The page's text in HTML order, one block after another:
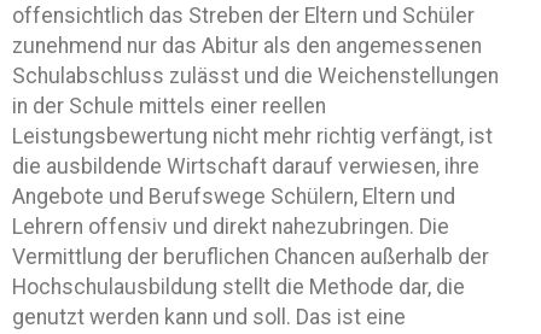
offensichtlich das Streben der Eltern und Schüler
zunehmend nur das Abitur als den angemessenen
Schulabschluss zulässt und die Weichenstellungen
in der Schule mittels einer reellen
Leistungsbewertung nicht mehr richtig verfängt, ist
die ausbildende Wirtschaft darauf verwiesen, ihre
Angebote und Berufswege Schülern, Eltern und
Lehrern offensiv und direkt nahezubringen. Die
Vermittlung der beruflichen Chancen außerhalb der
Hochschulausbildung stellt die Methode dar, die
genutzt werden kann und soll. Das ist eine